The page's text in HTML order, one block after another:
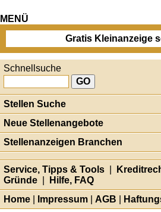
MENÜ
Gratis Kleinanzeige
Schnellsuche
Stellen Suche
Neue Stellenangebote
Stellenanzeigen Branchen
Service, Tipps & Tools
Gründe
Hilfe, FAQ
Home
Impressum AGB